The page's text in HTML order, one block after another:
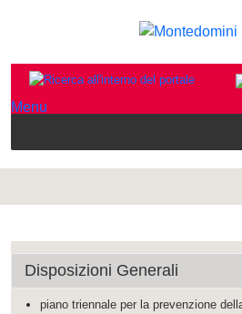
Menu
Disposizioni Generali
piano triennale per la prevenzione